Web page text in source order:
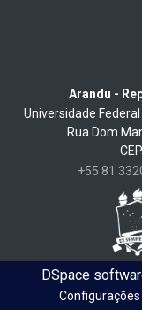
Arandu -
Universidade
Rua Dom
+55 81
DSpace